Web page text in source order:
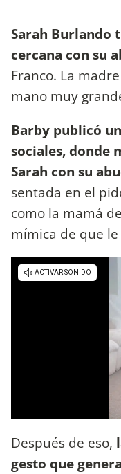
Sarah Burlando
cercana con su
Franco. La
mano muy
Barby publicó
sociales, donde
Sarah con su
sentada en el
como la mamá
mímica de que
Después de eso,
gesto que